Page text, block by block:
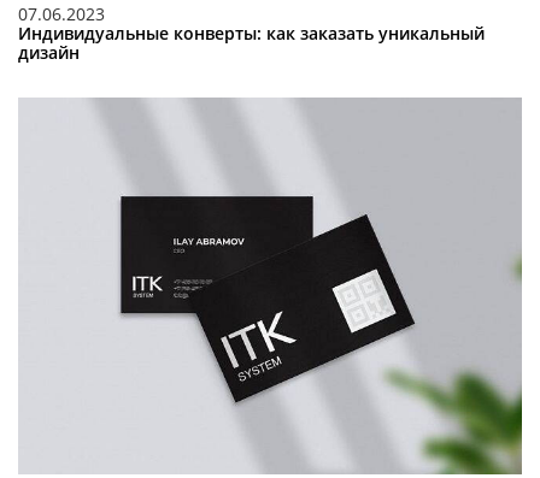
07.06.2023
Индивидуальные конверты: как заказать уникальный
дизайн